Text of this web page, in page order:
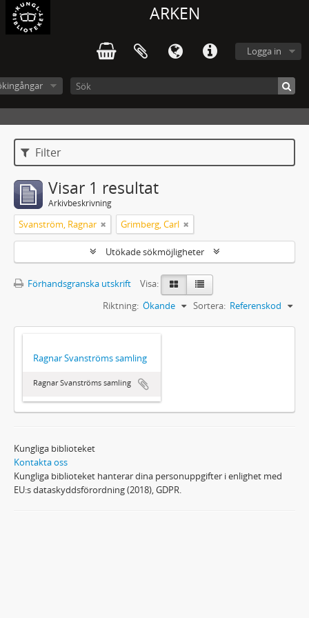
ARKEN
Logga in
Filter
Visar 1 resultat
Arkivbeskrivning
Svanström, Ragnar Grimberg, Carl
Utökade sökmöjligheter
Förhandsgranska utskrift
Visa:
Sortera: Referenskod
Riktning: Ökande
Ragnar Svanströms samling
Ragnar Svanströms samling
Kungliga biblioteket
Kontakta oss
Kungliga biblioteket hanterar dina personuppgifter i enlighet med
EU:s dataskyddsförordning (2018), GDPR.